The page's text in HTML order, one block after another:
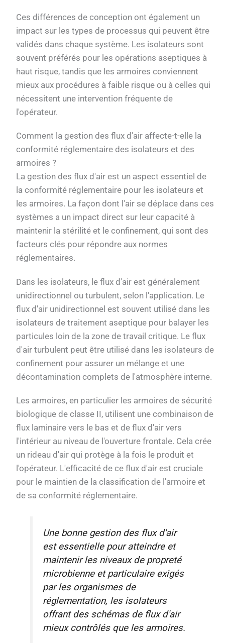
Ces différences de conception ont également un
impact sur les types de processus qui peuvent être
validés dans chaque système. Les isolateurs sont
souvent préférés pour les opérations aseptiques à
haut risque, tandis que les armoires conviennent
mieux aux procédures à faible risque ou à celles qui
nécessitent une intervention fréquente de
l'opérateur.
Comment la gestion des flux d'air affecte-t-elle la
conformité réglementaire des isolateurs et des
armoires ?
La gestion des flux d'air est un aspect essentiel de
la conformité réglementaire pour les isolateurs et
les armoires. La façon dont l'air se déplace dans ces
systèmes a un impact direct sur leur capacité à
maintenir la stérilité et le confinement, qui sont des
facteurs clés pour répondre aux normes
réglementaires.
Dans les isolateurs, le flux d'air est généralement
unidirectionnel ou turbulent, selon l'application. Le
flux d'air unidirectionnel est souvent utilisé dans les
isolateurs de traitement aseptique pour balayer les
particules loin de la zone de travail critique. Le flux
d'air turbulent peut être utilisé dans les isolateurs de
confinement pour assurer un mélange et une
décontamination complets de l'atmosphère interne.
Les armoires, en particulier les armoires de sécurité
biologique de classe II, utilisent une combinaison de
flux laminaire vers le bas et de flux d'air vers
l'intérieur au niveau de l'ouverture frontale. Cela crée
un rideau d'air qui protège à la fois le produit et
l'opérateur. L'efficacité de ce flux d'air est cruciale
pour le maintien de la classification de l'armoire et
de sa conformité réglementaire.
Une bonne gestion des flux d'air
est essentielle pour atteindre et
maintenir les niveaux de propreté
microbienne et particulaire exigés
par les organismes de
réglementation, les isolateurs
offrant des schémas de flux d'air
mieux contrôlés que les armoires.